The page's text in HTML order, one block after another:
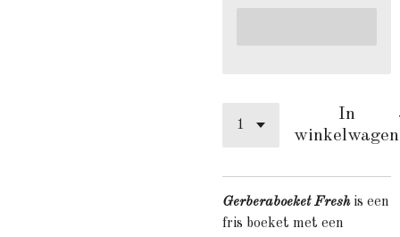
In
winkelwagen
Gerberaboeket Fresh is een
fris boeket met een